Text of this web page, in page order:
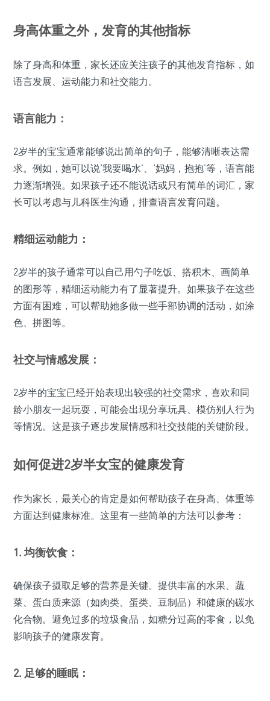
身高体重之外，发育的其他指标
除了身高和体重，家长还应关注孩子的其他发育指标，如
语言发展、运动能力和社交能力。
语言能力：
2岁半的宝宝通常能够说出简单的句子，能够清晰表达需
求。例如，她可以说‘我要喝水’、‘妈妈，抱抱’等，语言能
力逐渐增强。如果孩子还不能说话或只有简单的词汇，家
长可以考虑与儿科医生沟通，排查语言发育问题。
精细运动能力：
2岁半的孩子通常可以自己用勺子吃饭、搭积木、画简单
的图形等，精细运动能力有了显著提升。如果孩子在这些
方面有困难，可以帮助她多做一些手部协调的活动，如涂
色、拼图等。
社交与情感发展：
2岁半的宝宝已经开始表现出较强的社交需求，喜欢和同
龄小朋友一起玩耍，可能会出现分享玩具、模仿别人行为
等情况。这是孩子逐步发展情感和社交技能的关键阶段。
如何促进2岁半女宝的健康发育
作为家长，最关心的肯定是如何帮助孩子在身高、体重等
方面达到健康标准。这里有一些简单的方法可以参考：
1. 均衡饮食：
确保孩子摄取足够的营养是关键。提供丰富的水果、蔬
菜、蛋白质来源（如肉类、蛋类、豆制品）和健康的碳水
化合物。避免过多的垃圾食品，如糖分过高的零食，以免
影响孩子的健康发育。
2. 足够的睡眠：